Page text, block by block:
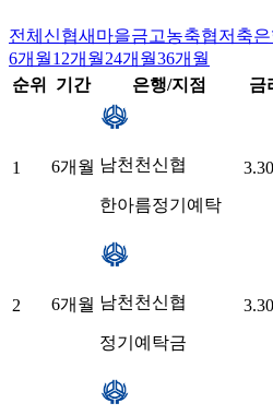
전체 신협새마을금고농축협저축은
6개월12개월24개월36개월
순위
기간 은행/지점 금
1 6개월 남천천신협
한아름정기예탁
3.30
2 6개월 남천천신협
정기예탁금
3.30